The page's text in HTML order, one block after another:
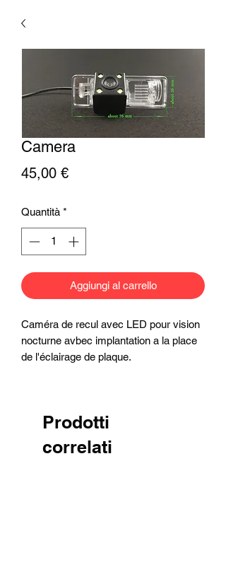
Camera
45,00 €Prezzo
Quantità *
Aggiungi al carrello
Caméra de recul avec LED pour vision
nocturne avbec implantation a la place
de l'éclairage de plaque.
Prodotti
correlati